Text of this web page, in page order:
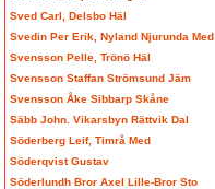
Sved Carl, Delsbo Häl
Svedin Per Erik, Nyland Njurunda Med
Svensson Pelle, Trönö Häl
Svensson Staffan Strömsund Jäm
Svensson Åke Sibbarp Skåne
Säbb John. Vikarsbyn Rättvik Dal
Söderberg Leif, Timrå Med
Söderqvist Gustav
Söderlundh Bror Axel Lille-Bror Sto